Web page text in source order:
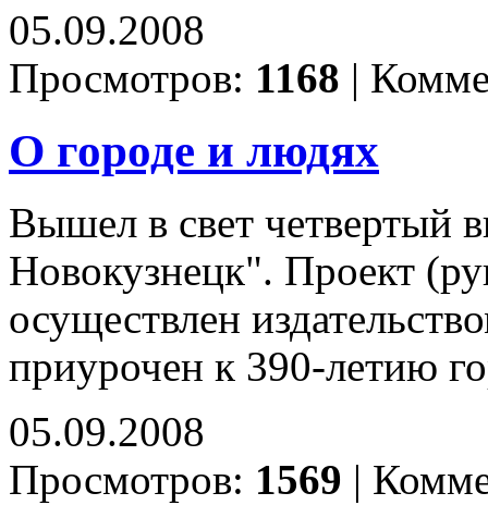
05.09.2008
Просмотров: 1168 |
О городе и людях
Вышел в свет четвертый
Новокузнецк". Проект
осуществлен
приурочен к 390-летию
05.09.2008
Просмотров: 1569 |